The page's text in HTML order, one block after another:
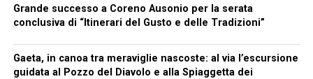
Grande successo a Coreno Ausonio per la serata
conclusiva di “Itinerari del Gusto e delle Tradizioni”
Gaeta, in canoa tra meraviglie nascoste: al via l’escursione
guidata al Pozzo del Diavolo e alla Spiaggetta dei